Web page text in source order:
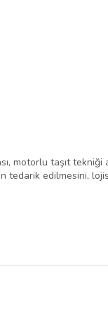
motorlu taşıt
tedarik edilmesini,